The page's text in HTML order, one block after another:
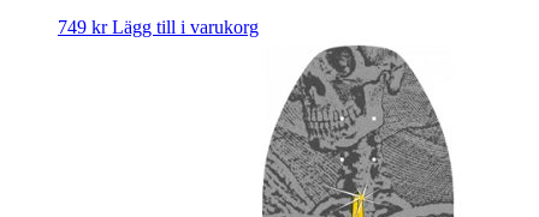
749 kr Lägg till i varukorg